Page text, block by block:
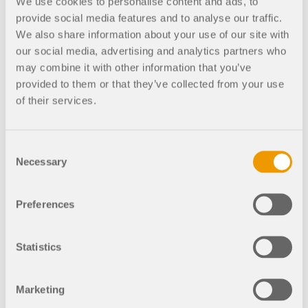
provide social media features and to analyse our traffic.
We also share information about your use of our site with
our social media, advertising and analytics partners who
may combine it with other information that you’ve
provided to them or that they’ve collected from your use
of their services.
Selection
Necessary
Preferences
Statistics
Marketing
Copertura metallica
152x